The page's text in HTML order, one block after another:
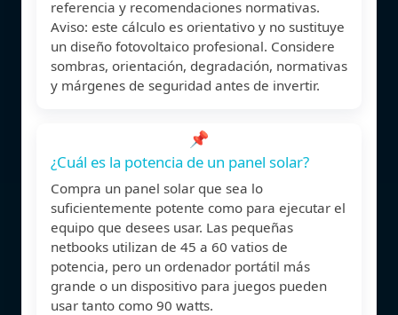
referencia y recomendaciones normativas.
Aviso: este cálculo es orientativo y no sustituye
un diseño fotovoltaico profesional. Considere
sombras, orientación, degradación, normativas
y márgenes de seguridad antes de invertir.
📌
¿Cuál es la potencia de un panel solar?
Compra un panel solar que sea lo
suficientemente potente como para ejecutar el
equipo que desees usar. Las pequeñas
netbooks utilizan de 45 a 60 vatios de
potencia, pero un ordenador portátil más
grande o un dispositivo para juegos pueden
usar tanto como 90 watts.